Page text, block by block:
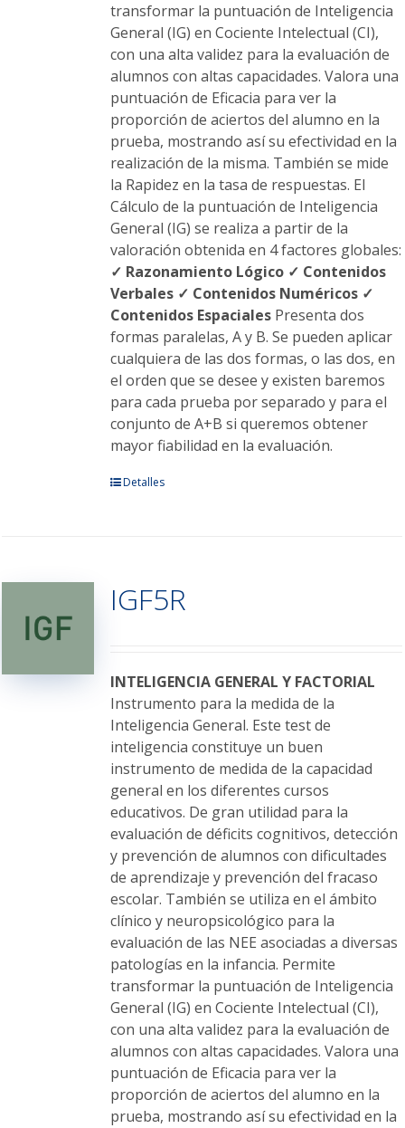
transformar la puntuación de Inteligencia
General (IG) en Cociente Intelectual (CI),
con una alta validez para la evaluación de
alumnos con altas capacidades. Valora una
puntuación de Eficacia para ver la
proporción de aciertos del alumno en la
prueba, mostrando así su efectividad en la
realización de la misma. También se mide
la Rapidez en la tasa de respuestas. El
Cálculo de la puntuación de Inteligencia
General (IG) se realiza a partir de la
valoración obtenida en 4 factores globales:
✓ Razonamiento Lógico ✓ Contenidos
Verbales ✓ Contenidos Numéricos ✓
Contenidos EspacialesPresenta dos
formas paralelas, A y B. Se pueden aplicar
cualquiera de las dos formas, o las dos, en
el orden que se desee y existen baremos
para cada prueba por separado y para el
conjunto de A+B si queremos obtener
mayor fiabilidad en la evaluación.
Este
Las
opciones
elegir
en
la
página
de
producto
Detalles
IGF5R
INTELIGENCIA GENERAL Y FACTORIAL
Instrumento para la medida de la
Inteligencia General. Este test de
inteligencia constituye un buen
instrumento de medida de la capacidad
general en los diferentes cursos
educativos. De gran utilidad para la
evaluación de déficits cognitivos, detección
y prevención de alumnos con dificultades
de aprendizaje y prevención del fracaso
escolar. También se utiliza en el ámbito
clínico y neuropsicológico para la
evaluación de las NEE asociadas a diversas
patologías en la infancia. Permite
transformar la puntuación de Inteligencia
General (IG) en Cociente Intelectual (CI),
con una alta validez para la evaluación de
alumnos con altas capacidades. Valora una
puntuación de Eficacia para ver la
proporción de aciertos del alumno en la
prueba, mostrando así su efectividad en la